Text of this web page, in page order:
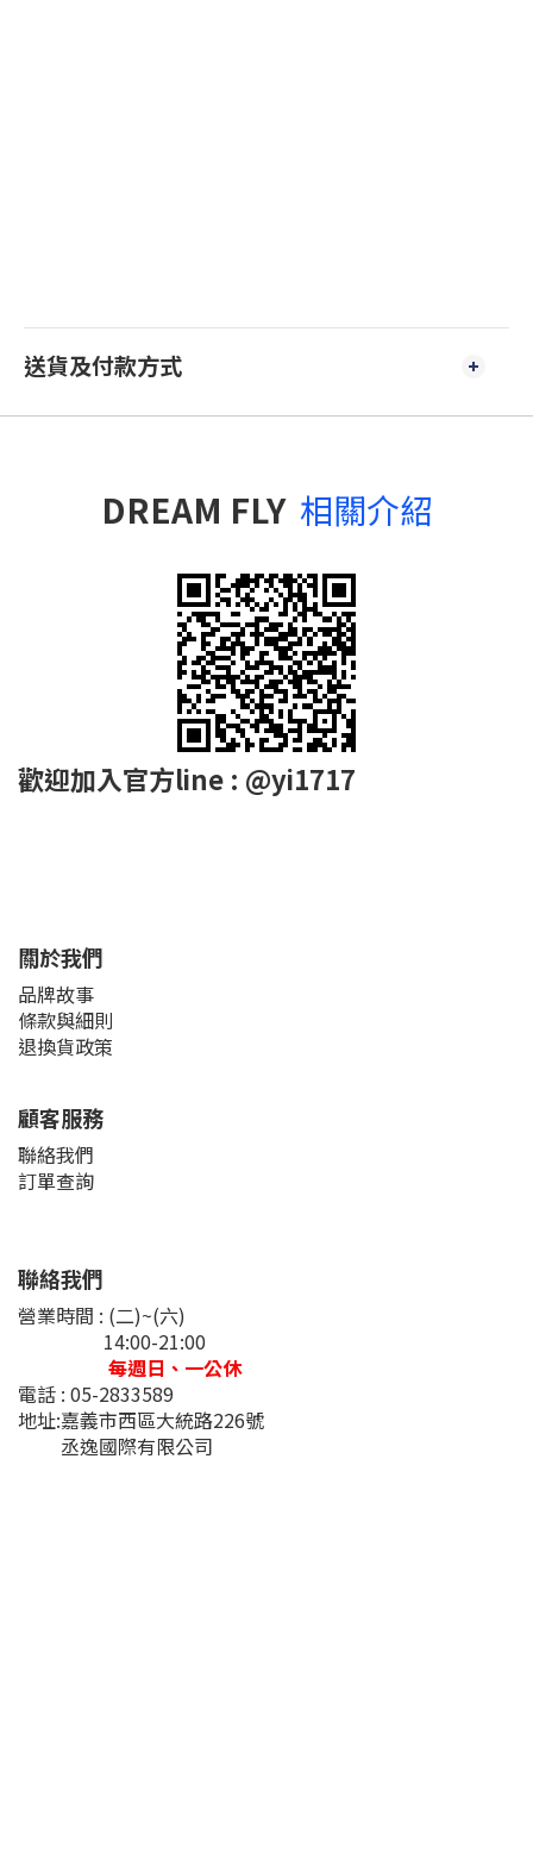
送貨及付款方式
DREAM FLY 相關介紹
歡迎加入官方line : @yi1717
關於我們
品牌故事
條款與細則
退換貨政策
顧客服務
聯絡我們
訂單查詢
聯絡我們
營業時間 : (二)~(六)
14:00-21:00
每週日、一公休
電話 : 05-2833589
地址:嘉義市西區大統路226號
丞逸國際有限公司